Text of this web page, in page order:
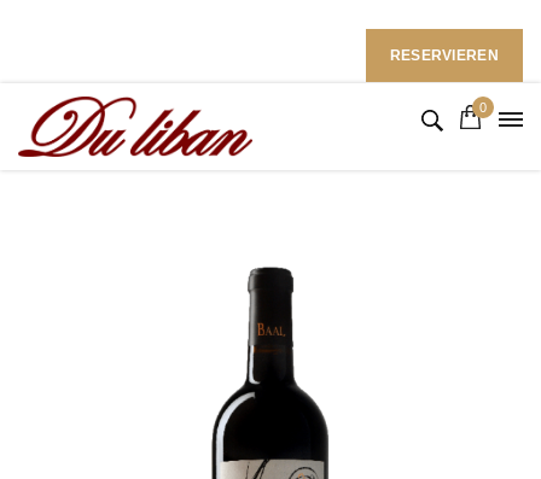
RESERVIEREN
0